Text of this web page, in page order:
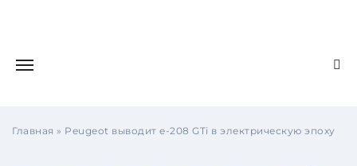
Главная » Peugeot выводит e-208 GTi в электрическую эпоху